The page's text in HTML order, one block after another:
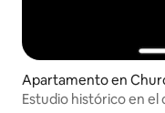
Apartamento en
Estudio histórico en